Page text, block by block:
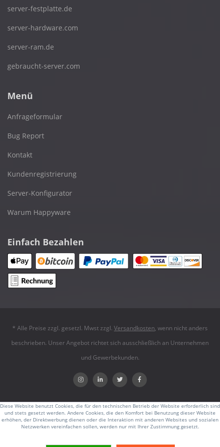
server-festplatte.de
server-hardware.com
server-ram.de
gebraucht-server.com
Menü
Anfrageformular
Bug Report
Kontakt
Kundenregistrierung
Server-Konfigurator
Warum Happyware
Einfach Bezahlen
* Alle Preise zzgl. gesetzl. Mwst zzgl. Versandkosten, wenn nicht anders
beschrieben. Unser Angebot richtet sich ausschließlich an Unternehmen
und Gewerbekunden.
Diese Website benutzt Cookies, die für den technischen Betrieb der Website erforderlich sind
und stets gesetzt werden. Andere Cookies, die den Komfort bei Benutzung dieser Website
erhöhen, der Direktwerbung dienen oder die Interaktion mit anderen Websites und sozialen
Netzwerken vereinfachen sollen, werden nur mit Ihrer Zustimmung gesetzt.